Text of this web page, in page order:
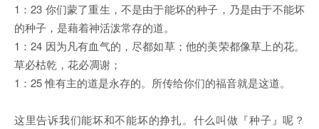
1：23 你们蒙了重生，不是由于能坏的种子，乃是由于不能坏
的种子，是藉着神活泼常存的道。
1：24 因为凡有血气的，尽都如草；他的美荣都像草上的花。
草必枯乾，花必凋谢；
1：25 惟有主的道是永存的。所传给你们的福音就是这道。
这里告诉我们能坏和不能坏的挣扎。什么叫做『种子』呢？